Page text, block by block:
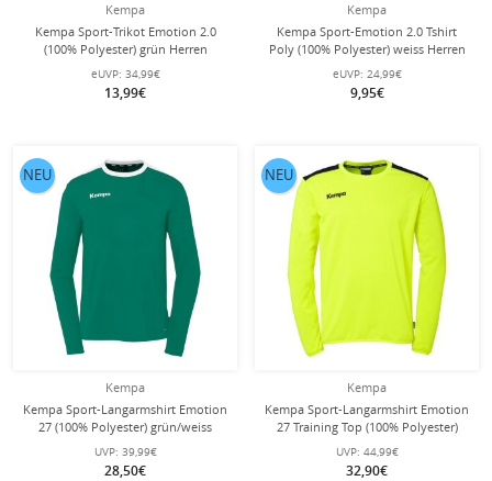
Kempa
Kempa Sport-Trikot Emotion 2.0
(100% Polyester) grün Herren
eUVP: 34,99€
13,99€
Kempa
Kempa Sport-Emotion 2.0 Tshirt
Poly (100% Polyester) weiss Herren
eUVP: 24,99€
9,95€
Kempa
Kempa Sport-Langarmshirt Emotion
27 (100% Polyester) grün/weiss
Herren
UVP: 39,99€
28,50€
NEU
Kempa
Kempa Sport-Langarmshirt Emotion
27 Training Top (100% Polyester)
gelb/marineblau Herren
UVP: 44,99€
32,90€
NEU